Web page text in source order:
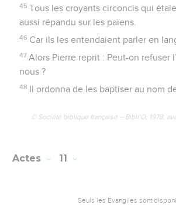
45 Tous les croyants circoncis qui
aussi répandu sur les païens.
46 Car ils les entendaient parler en
47 Alors Pierre reprit : Peut-on refuser
nous ?
48 Il ordonna de les baptiser au nom
© Société biblique française – Bibli’O, 1978,
Actes 11
Seuls les Évangiles sont